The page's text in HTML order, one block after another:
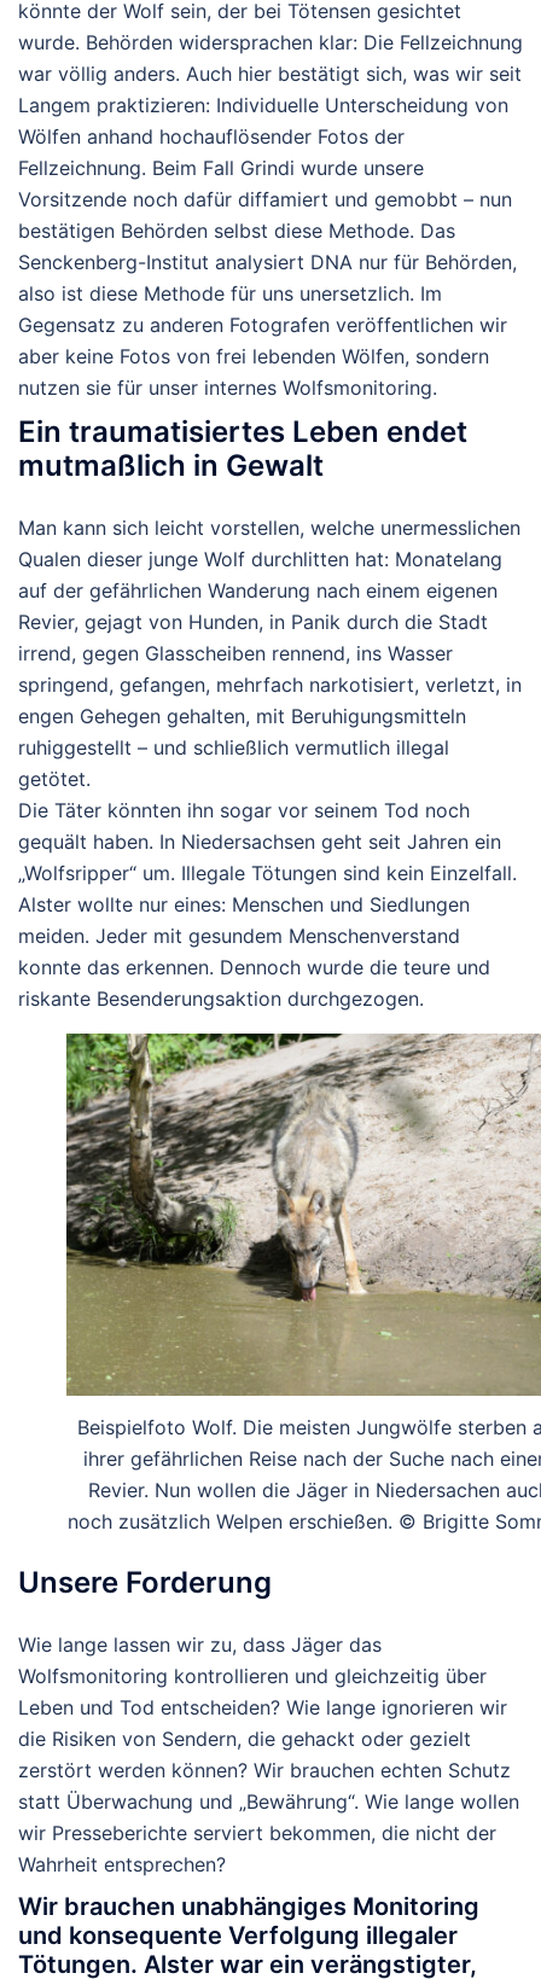
könnte der Wolf sein, der bei Tötensen gesichtet
wurde. Behörden widersprachen klar: Die Fellzeichnung
war völlig anders. Auch hier bestätigt sich, was wir seit
Langem praktizieren: Individuelle Unterscheidung von
Wölfen anhand hochauflösender Fotos der
Fellzeichnung. Beim Fall Grindi wurde unsere
Vorsitzende noch dafür diffamiert und gemobbt – nun
bestätigen Behörden selbst diese Methode. Das
Senckenberg-Institut analysiert DNA nur für Behörden,
also ist diese Methode für uns unersetzlich. Im
Gegensatz zu anderen Fotografen veröffentlichen wir
aber keine Fotos von frei lebenden Wölfen, sondern
nutzen sie für unser internes Wolfsmonitoring.
Ein traumatisiertes Leben endet
mutmaßlich in Gewalt
Man kann sich leicht vorstellen, welche unermesslichen
Qualen dieser junge Wolf durchlitten hat: Monatelang
auf der gefährlichen Wanderung nach einem eigenen
Revier, gejagt von Hunden, in Panik durch die Stadt
irrend, gegen Glasscheiben rennend, ins Wasser
springend, gefangen, mehrfach narkotisiert, verletzt, in
engen Gehegen gehalten, mit Beruhigungsmitteln
ruhiggestellt – und schließlich vermutlich illegal
getötet.
Die Täter könnten ihn sogar vor seinem Tod noch
gequält haben. In Niedersachsen geht seit Jahren ein
„Wolfsripper“ um. Illegale Tötungen sind kein Einzelfall.
Alster wollte nur eines: Menschen und Siedlungen
meiden. Jeder mit gesundem Menschenverstand
konnte das erkennen. Dennoch wurde die teure und
riskante Besenderungsaktion durchgezogen.
Beispielfoto Wolf. Die meisten Jungwölfe sterben
ihrer gefährlichen Reise nach der Suche nach
Revier. Nun wollen die Jäger in Niedersachen
noch zusätzlich Welpen erschießen. © Brigitte
Unsere Forderung
Wie lange lassen wir zu, dass Jäger das
Wolfsmonitoring kontrollieren und gleichzeitig über
Leben und Tod entscheiden? Wie lange ignorieren wir
die Risiken von Sendern, die gehackt oder gezielt
zerstört werden können? Wir brauchen echten Schutz
statt Überwachung und „Bewährung“. Wie lange wollen
wir Presseberichte serviert bekommen, die nicht der
Wahrheit entsprechen?
Wir brauchen unabhängiges Monitoring
und konsequente Verfolgung illegaler
Tötungen. Alster war ein verängstigter,